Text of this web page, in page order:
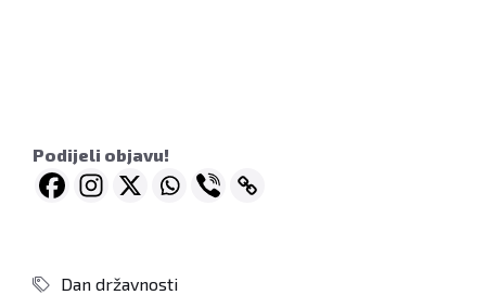
Podijeli objavu!
Dan državnosti